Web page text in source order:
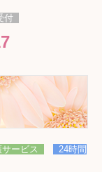
付
ービス
24時間